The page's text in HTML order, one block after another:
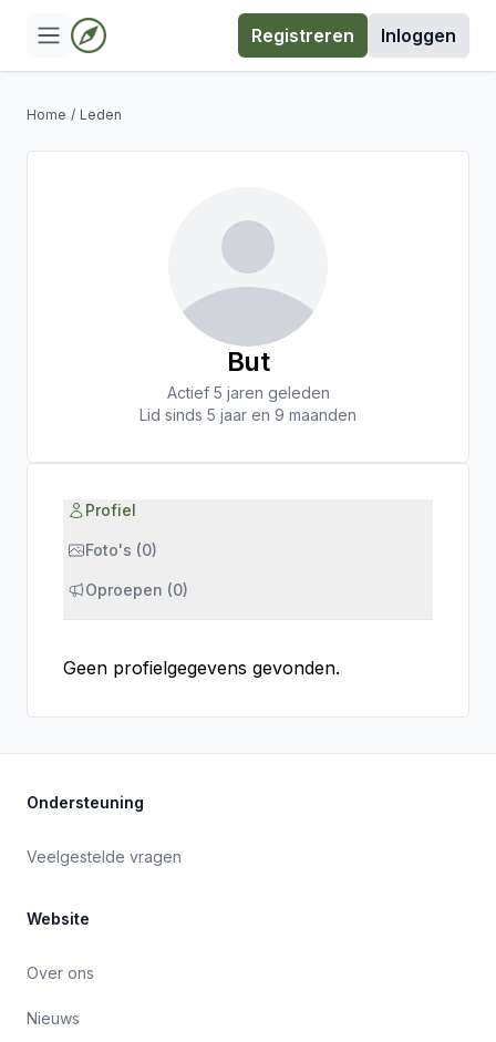
Registreren Inloggen
Home / Leden
But
Actief 5 jaren geleden
Lid sinds 5 jaar en 9 maanden
Profiel
Foto's (0)
Oproepen (0)
Geen profielgegevens gevonden.
Ondersteuning
Veelgestelde vragen
Website
Over ons
Nieuws